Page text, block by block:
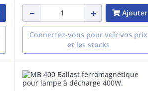
Ajouter
Connectez-vous pour voir vos prix
et les stocks